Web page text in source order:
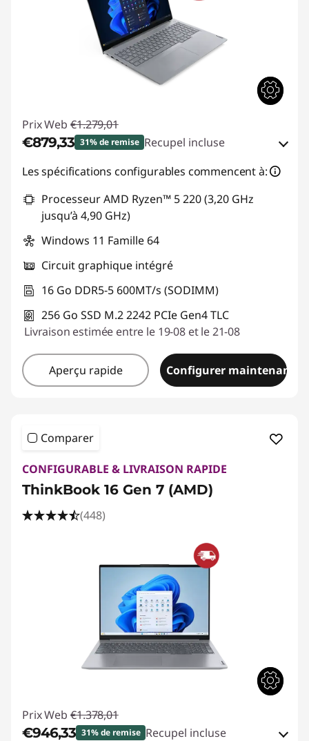
Prix Web €1.279,01
€879,33 31% de remise Recupel incluse
Bons de réduction en ligne :-€399,68
Code de réduction :THINKDEAL
Les spécifications configurables commencent à:
Processeur AMD Ryzen™ 5 220 (3,20 GHz
jusqu’à 4,90 GHz)
Windows 11 Famille 64
Circuit graphique intégré
16 Go DDR5-5 600MT/s (SODIMM)
256 Go SSD M.2 2242 PCIe Gen4 TLC
Livraison estimée entre le 19-08 et le 21-08
Aperçu rapide Configurer maintenant
Comparer
CONFIGURABLE & LIVRAISON RAPIDE
ThinkBook 16 Gen 7 (AMD)
(448)
Prix Web €1.378,01
€946,33 31% de remise Recupel incluse